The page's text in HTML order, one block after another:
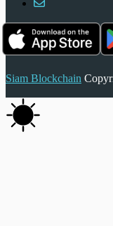
Siam Blockchain